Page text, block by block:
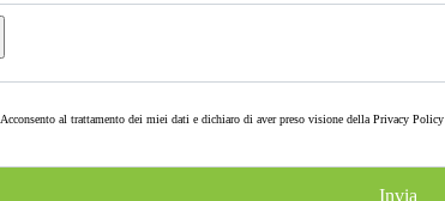
Acconsento al trattamento dei miei dati e dichiaro di aver preso visione dellaPrivacy Policy